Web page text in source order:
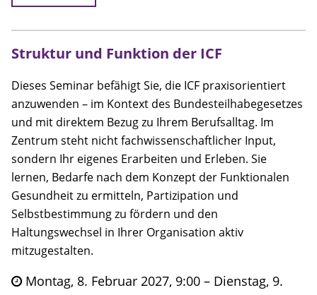
Struktur und Funktion der ICF
Dieses Seminar befähigt Sie, die ICF praxisorientiert
anzuwenden – im Kontext des Bundesteilhabegesetzes
und mit direktem Bezug zu Ihrem Berufsalltag. Im
Zentrum steht nicht fachwissenschaftlicher Input,
sondern Ihr eigenes Erarbeiten und Erleben. Sie
lernen, Bedarfe nach dem Konzept der Funktionalen
Gesundheit zu ermitteln, Partizipation und
Selbstbestimmung zu fördern und den
Haltungswechsel in Ihrer Organisation aktiv
mitzugestalten.
Montag, 8. Februar 2027, 9:00 – Dienstag, 9.